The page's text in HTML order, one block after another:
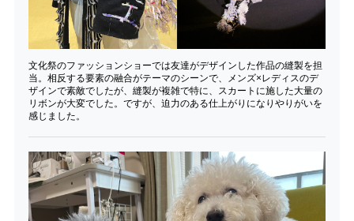
文化祭のファッションショーでは友達がデザインした作品の縫製を担
当。相反する要素の融合がテーマのシーンで、メンズ×レディスのデ
ザインで素敵でしたが、縫製が複雑で特に、スカートに施した大量の
リボンが大変でした。ですが、迫力のある仕上がりになりやりがいを
感じました。